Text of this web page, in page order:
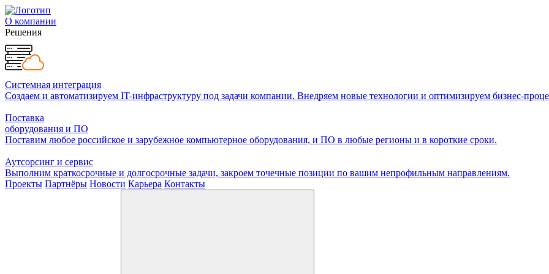
О компании
Решения
Системная интеграция
Создаем и автоматизируем IT-инфраструктуру под задачи компании. Внедряем новые технологии и оптимизируем бизнес-
Поставка
оборудования и ПО
Поставим любое российское и зарубежное компьютерное оборудования, и ПО в любые регионы и в короткие сроки.
Аутсорсинг и сервис
Выполним краткосрочные и долгосрочные задачи, закроем точечные позиции по вашим непрофильным направлениям.
Проекты Партнёры Новости Карьера Контакты